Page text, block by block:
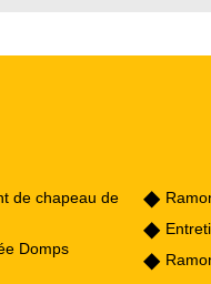
de chapeau de
Domps